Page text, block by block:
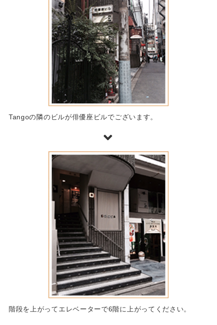
Tangoの隣のビルが俳優座ビルでございます。
階段を上がってエレベーターで6階に上がってください。